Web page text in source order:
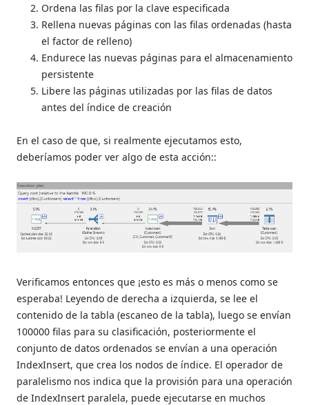
Ordena las filas por la clave especificada
Rellena nuevas páginas con las filas ordenadas (hasta
el factor de relleno)
Endurece las nuevas páginas para el almacenamiento
persistente
Libere las páginas utilizadas por las filas de datos
antes del índice de creación
En el caso de que, si realmente ejecutamos esto,
deberíamos poder ver algo de esta acción::
Verificamos entonces que ¡esto es más o menos como se
esperaba! Leyendo de derecha a izquierda, se lee el
contenido de la tabla (escaneo de la tabla), luego se envían
100000 filas para su clasificación, posteriormente el
conjunto de datos ordenados se envían a una operación
IndexInsert, que crea los nodos de índice. El operador de
paralelismo nos indica que la provisión para una operación
de IndexInsert paralela, puede ejecutarse en muchos